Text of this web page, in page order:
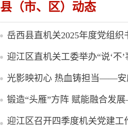
县（市、区）动态
岳西县直机关2025年度党组
迎江区直机关工委举办“说‘不
锻造“头雁”方阵 赋能融合发
迎江区召开四季度机关党建工